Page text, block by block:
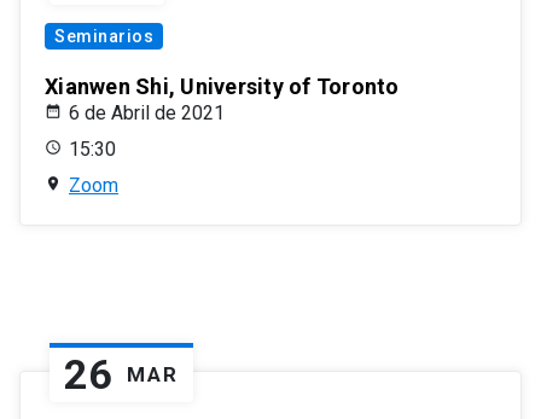
Seminarios
Xianwen Shi, University of Toronto
6 de Abril de 2021
15:30
Zoom
26 MAR